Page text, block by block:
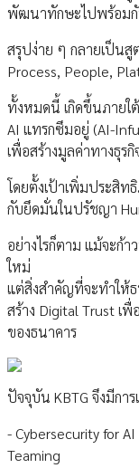
พัฒนาทักษะไปพร้อม
สรุปง่าย ๆ กลายเป็นสู
Process, People,
ทั้งหมดนี้ เกิดขึ้นภายใ
AI แทรกซึมอยู่ (AI-
เพื่อสร้างมูลค่าทางธุร
โดยตั้งเป้าเพิ่มประสิ
กับยึดมั่นในปรัชญา
อย่างไรก็ตาม แม้จะก้
ใหม่
แต่สิ่งสำคัญที่จะทำให้ธ
สร้าง Digital Trust เ
ของธนาคาร
ปัจจุบัน KBTG จึงมีกา
- Cybersecurity for
Teaming